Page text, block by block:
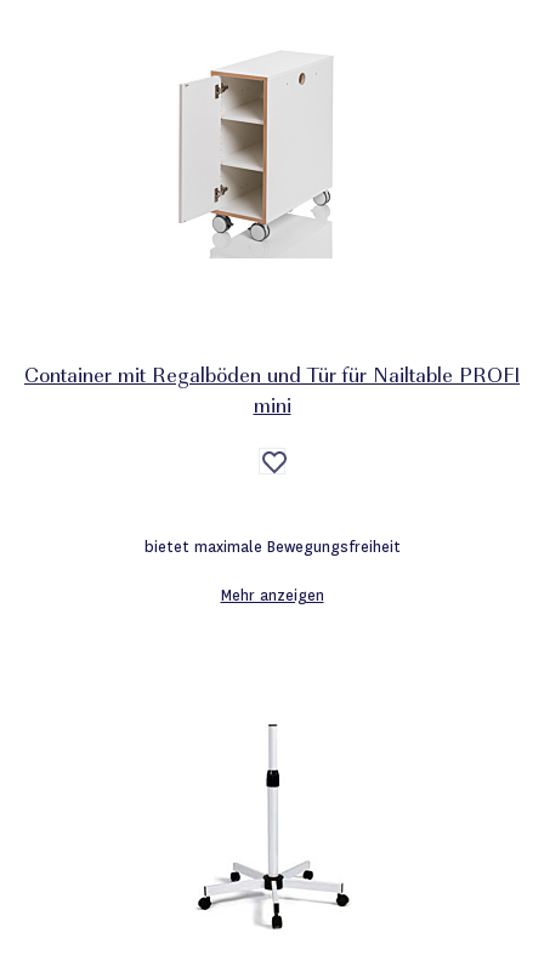
Container mit Regalböden und Tür für Nailtable PROFI
mini
Auf
die
bietet maximale Bewegungsfreiheit
Mehr anzeigen